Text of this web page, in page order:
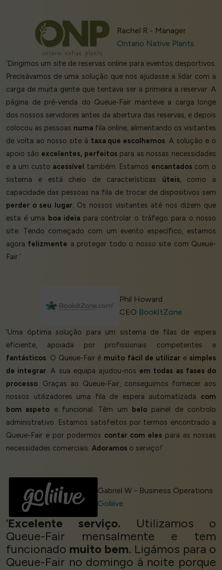
Rachel R - Manager
Ontario Native Plants
‘Dirigimos um site de reservas online para eventos desportivos.
Precisávamos de uma solução que nos ajudasse a lidar com a
carga de muita gente que tentava ser a primeira a reservar. A
página de pré-venda do Queue-Fair manteve a carga longe
dos nossos servidores antes da abertura das reservas, e depois
colocou as pessoas numa fila online, alimentando os visitantes
de volta ao nosso site à taxa que escolhemos. A solução e o
apoio são excelentes, perfeitospara as nossas necessidades
e a um custo acessível também. Estamos encantadoscom o
sistema e está cheio de características úteis, como a
capacidade das pessoas na fila de trocar de dispositivos sem
perder o seu lugar. Os nossos visitantes até nos dizem que
esta é uma boa ideiapara controlar o tráfego para o nosso
site. Tendo começado com um evento específico, estamos
agora felizmente a proteger todo o nosso site com Queue-
Fair.’
Phil Howard
CEO BookItZone
‘Uma óptima solução para um sistema de filas de espera
eficiente, apoiada por profissionais competentes e
fantásticos. O Queue-Fair é muito fácil de utilizar e simples
de integrar. A sua equipa ajudou-nos em todas as fases do
processo. Graças ao Queue-Fair, conseguimos fornecer aos
nossos utilizadores uma fila de espera automatizada com
bom aspeto e funcional. Têm um belo painel de controlo
administrativo. Estamos satisfeitos por termos encontrado a
Queue-Fair e por podermos contar com eles para as nossas
necessidades comerciais. Adoramos o serviço!’
Gabriel W - Business Operations
Goliiive
‘Excelente serviço. Utilizamos o
Queue-Fair mensalmente e tem
funcionado muito bem. Ligámos para o
Queue-Fair no domingo à noite porque